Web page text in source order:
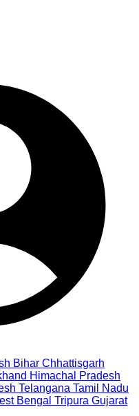
Bihar Chhattisgarh
Himachal Pradesh
Telangana Tamil Nadu
Bengal Tripura Gujarat